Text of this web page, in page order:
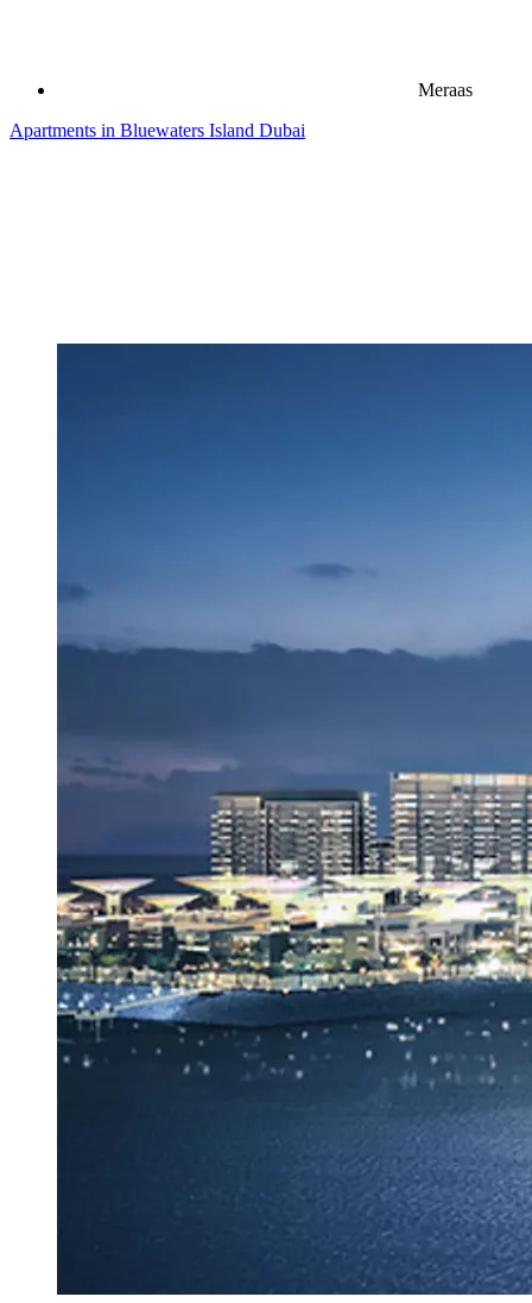
Meraas
Apartments in Bluewaters Island Dubai